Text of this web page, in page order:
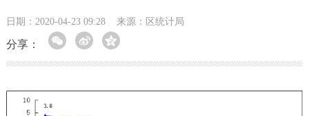
日期：2020-04-23 09:28 来源：区统计局
分享：